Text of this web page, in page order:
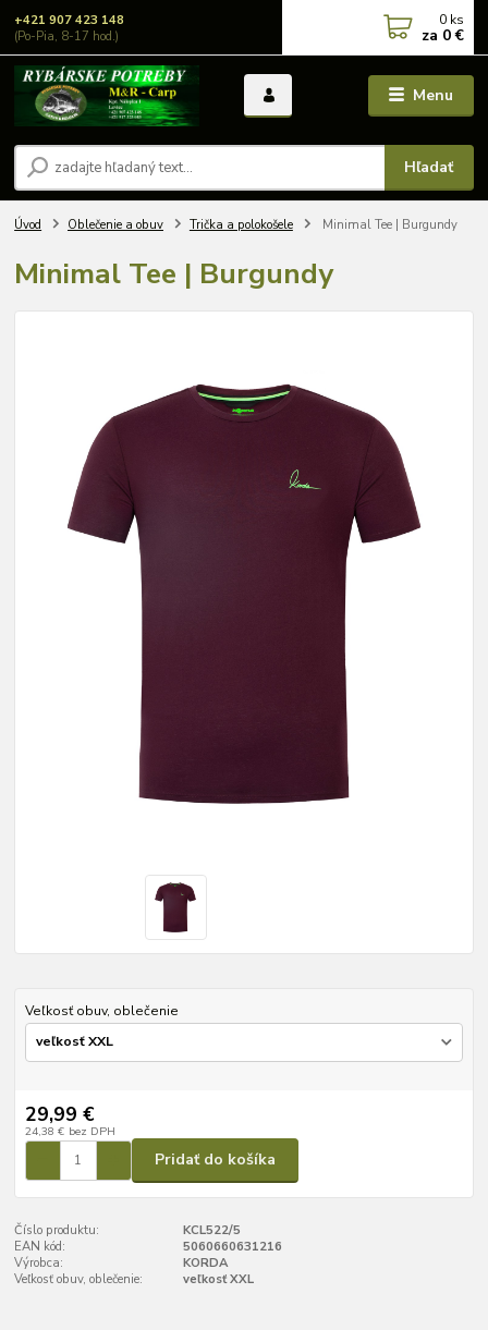
Menu
Hľadať
+421 907 423 148
(Po-Pia, 8-17 hod.)
0 ks
za 0 €
Úvod Oblečenie a obuv Trička a polokošele Minimal Tee | Burgundy
Minimal Tee | Burgundy
Veľkosť obuv, oblečenie
29,99 €
24,38 € bez DPH
Pridať do košíka
Číslo produktu:
KCL522/5
EAN kód:
5060660631216
Výrobca:
KORDA
Veľkosť obuv, oblečenie:
veľkosť XXL